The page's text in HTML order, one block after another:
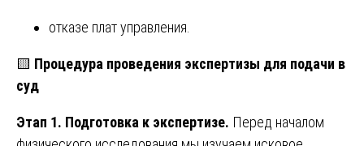
отказе плат управления.
🟨 Процедура проведения экспертизы для подачи в
суд
Этап 1. Подготовка к экспертизе. Перед началом